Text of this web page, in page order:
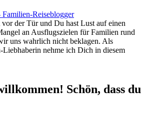
Familien-Reiseblogger
vor der Tür und Du hast Lust auf einen
an Ausflugszielen für Familien rund
uns wahrlich nicht beklagen. Als
Liebhaberin nehme ich Dich in diesem
Schön, dass du